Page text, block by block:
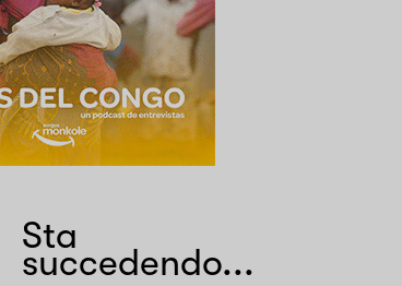
Sta
succedendo...